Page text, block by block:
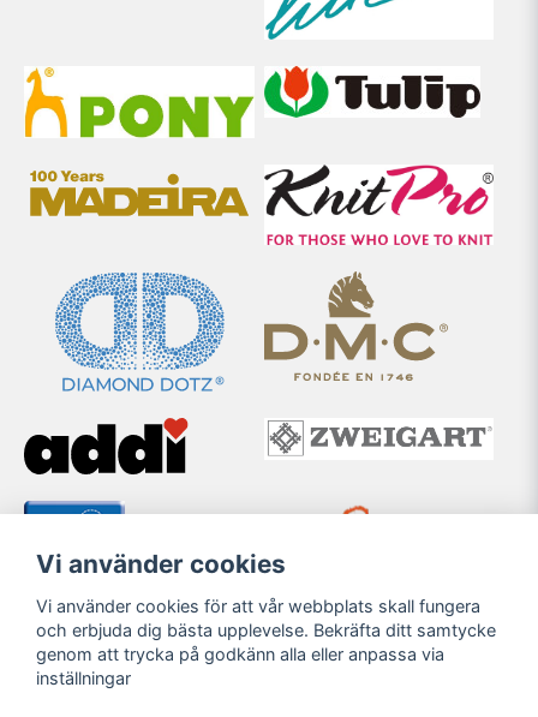
Vi använder cookies
Vi använder cookies för att vår webbplats skall fungera
och erbjuda dig bästa upplevelse. Bekräfta ditt samtycke
genom att trycka på godkänn alla eller anpassa via
inställningar